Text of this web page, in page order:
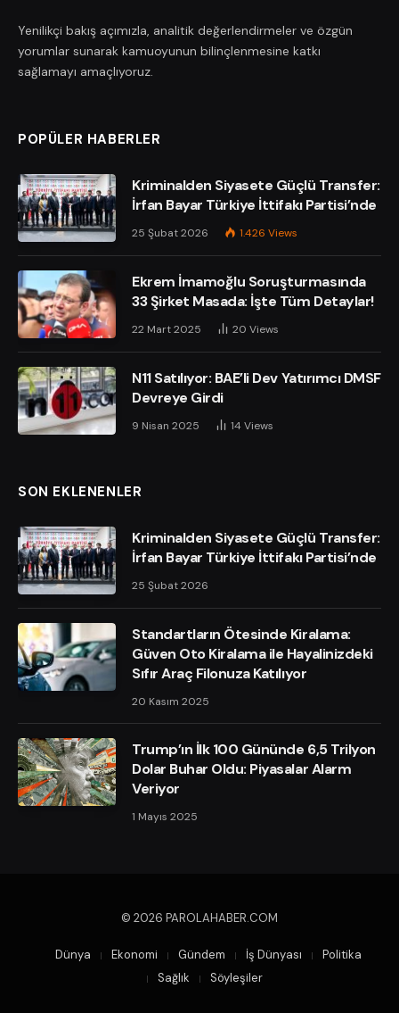
Yenilikçi bakış açımızla, analitik değerlendirmeler ve özgün
yorumlar sunarak kamuoyunun bilinçlenmesine katkı
sağlamayı amaçlıyoruz.
POPÜLER HABERLER
Kriminalden Siyasete Güçlü Transfer:
İrfan Bayar Türkiye İttifakı Partisi’nde
25 Şubat 2026 1.426 Views
Ekrem İmamoğlu Soruşturmasında
33 Şirket Masada: İşte Tüm Detaylar!
22 Mart 2025 20 Views
N11 Satılıyor: BAE’li Dev Yatırımcı DMSF
Devreye Girdi
9 Nisan 2025 14 Views
SON EKLENENLER
Kriminalden Siyasete Güçlü Transfer:
İrfan Bayar Türkiye İttifakı Partisi’nde
25 Şubat 2026
Standartların Ötesinde Kiralama:
Güven Oto Kiralama ile Hayalinizdeki
Sıfır Araç Filonuza Katılıyor
20 Kasım 2025
Trump’ın İlk 100 Gününde 6,5 Trilyon
Dolar Buhar Oldu: Piyasalar Alarm
Veriyor
1 Mayıs 2025
© 2026 PAROLAHABER.COM
Dünya Ekonomi Gündem İş Dünyası
Politika
Sağlık
Söyleşiler